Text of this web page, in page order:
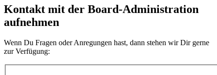
Kontakt mit der Board-Administration
aufnehmen
Wenn Du Fragen oder Anregungen hast, dann stehen wir Dir gerne
zur Verfügung: